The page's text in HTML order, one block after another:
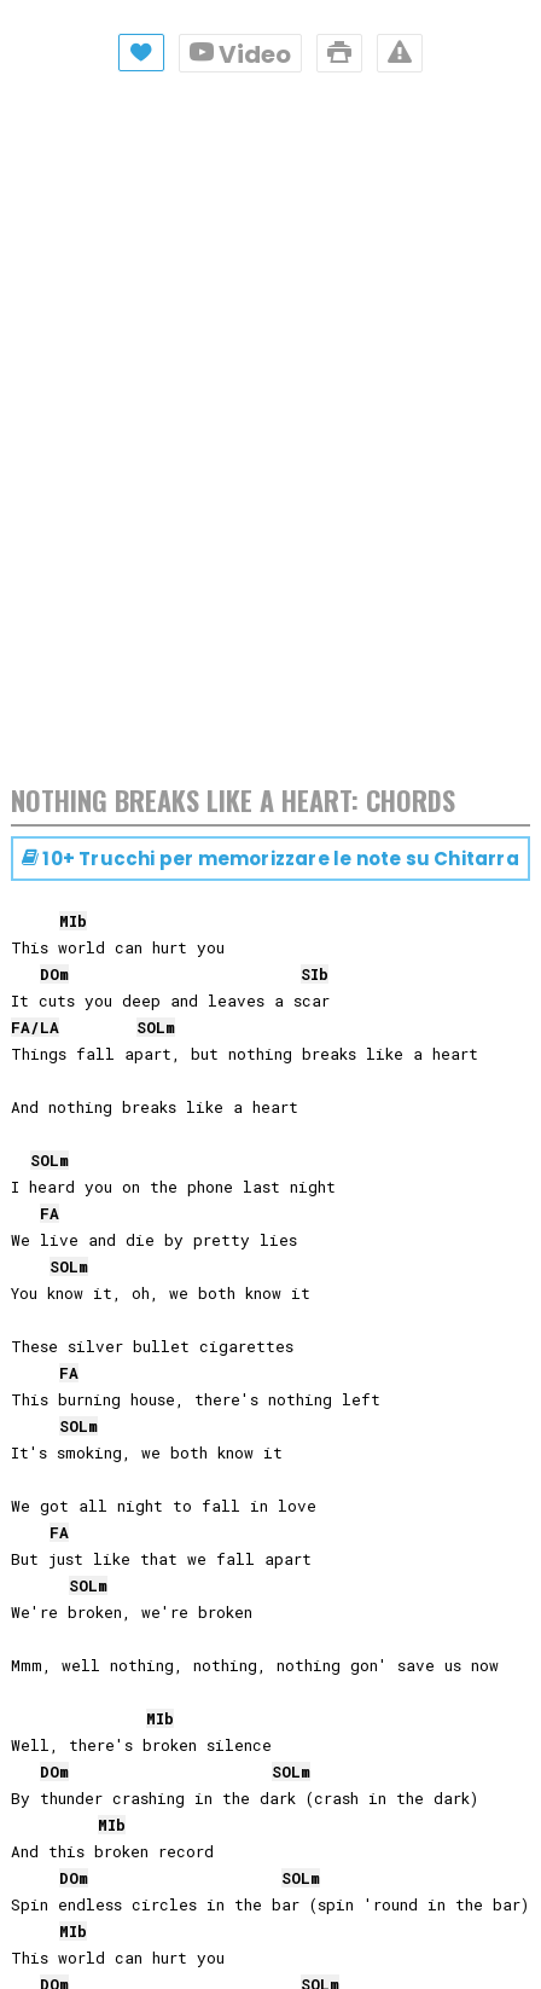
Video
NOTHING BREAKS LIKE A HEART: CHORDS
10+ Trucchi per memorizzare le note su Chitarra
MIb
This world can hurt you
DOm
SIb
It cuts you deep and leaves a scar
FA/LA SOLm
Things fall apart, but nothing breaks like a heart
And nothing breaks like a heart
SOLm
I heard you on the phone last night
FA
We live and die by pretty lies
SOLm
You know it, oh, we both know it
These silver bullet cigarettes
FA
This burning house, there's nothing left
SOLm
It's smoking, we both know it
We got all night to fall in love
FA
But just like that we fall apart
SOLm
We're broken, we're broken
Mmm, well nothing, nothing, nothing gon' save us now
MIb
Well, there's broken silence
DOm SOLm
By thunder crashing in the dark (crash in the dark)
MIb
And this broken record
DOm SOLm
Spin endless circles in the bar (spin 'round in the bar)
MIb
This world can hurt you
DOm SOLm